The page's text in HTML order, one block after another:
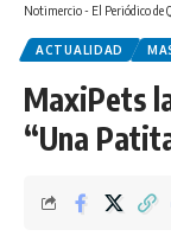
Notimercio - El Periódico
ACTUALIDAD
MaxiPets
“Una